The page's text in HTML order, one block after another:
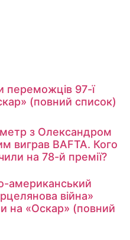
переможців 97-ї
(повний список)
з Олександром
виграв BAFTA. Кого
на 78-й премії?
американський
війна»
на «Оскар» (повний